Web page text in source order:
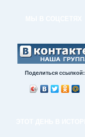
Поделиться ссылкой: